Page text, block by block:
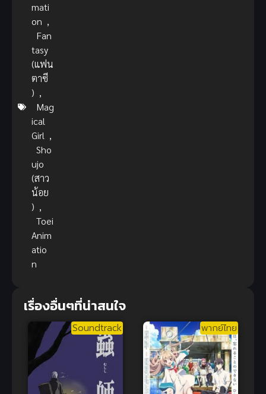
mati
on ,
Fan
tasy
(แฟน
ตาซี
) ,
Mag
ical
Girl ,
Sho
ujo
(สาว
น้อย
) ,
Toei
Anim
atio
n
เรื่องอื่นๆที่น่าสนใจ
Soundtrack พากย์ไทย